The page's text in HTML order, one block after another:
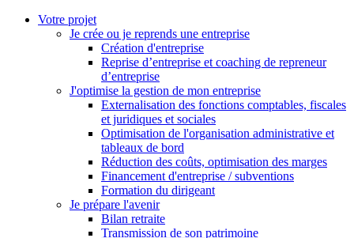
Votre projet
Je crée ou je reprends une entreprise
Création d'entreprise
Reprise d’entreprise et coaching de repreneur
d’entreprise
J'optimise la gestion de mon entreprise
Externalisation des fonctions comptables, fiscales
et juridiques et sociales
Optimisation de l'organisation administrative et
tableaux de bord
Réduction des coûts, optimisation des marges
Financement d'entreprise / subventions
Formation du dirigeant
Je prépare l'avenir
Bilan retraite
Transmission de son patrimoine